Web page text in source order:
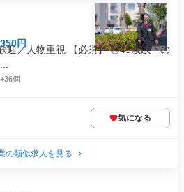
円
迎／人物重視 【必須】 ◎45歳以下の
+36個
気になる
の類似求人を見る